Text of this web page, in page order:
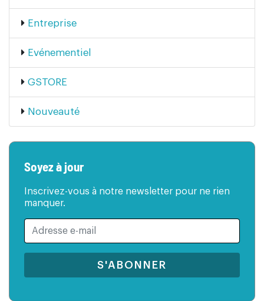
Entreprise
Evénementiel
GSTORE
Nouveauté
Soyez à jour
Inscrivez-vous à notre newsletter pour ne rien
manquer.
S'ABONNER